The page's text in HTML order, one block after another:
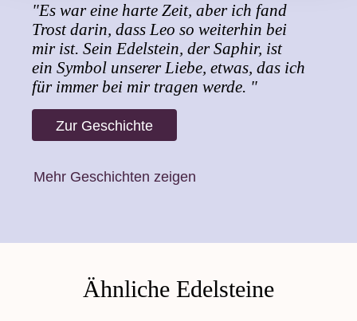
"Es war eine harte Zeit, aber ich fand
Trost darin, dass Leo so weiterhin bei
mir ist. Sein Edelstein, der Saphir, ist
ein Symbol unserer Liebe, etwas, das ich
für immer bei mir tragen werde. "
Zur Geschichte
Mehr Geschichten zeigen
Ähnliche Edelsteine